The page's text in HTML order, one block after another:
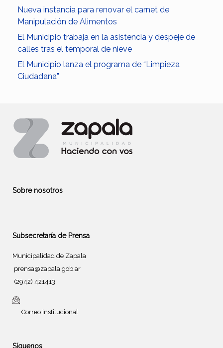
Nueva instancia para renovar el carnet de
Manipulación de Alimentos
El Municipio trabaja en la asistencia y despeje de
calles tras el temporal de nieve
El Municipio lanza el programa de “Limpieza
Ciudadana”
Sobre nosotros
Subsecretaría de Prensa
Municipalidad de Zapala
prensa@zapala.gob.ar
(2942) 421413
Correo institucional
Síguenos